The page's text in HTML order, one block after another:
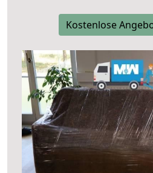
Kostenlose